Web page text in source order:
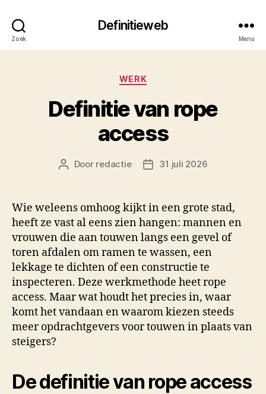
Zoek
Definitieweb
Menu
Categorieën
WERK
Definitie van rope
access
Berichtauteur
Door redactie Berichtdatum
31 juli 2026
Wie weleens omhoog kijkt in een grote stad,
heeft ze vast al eens zien hangen: mannen en
vrouwen die aan touwen langs een gevel of
toren afdalen om ramen te wassen, een
lekkage te dichten of een constructie te
inspecteren. Deze werkmethode heet rope
access. Maar wat houdt het precies in, waar
komt het vandaan en waarom kiezen steeds
meer opdrachtgevers voor touwen in plaats van
steigers?
De definitie van rope access